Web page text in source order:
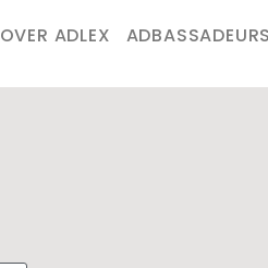
OVER ADLEX ADBASSADEURS